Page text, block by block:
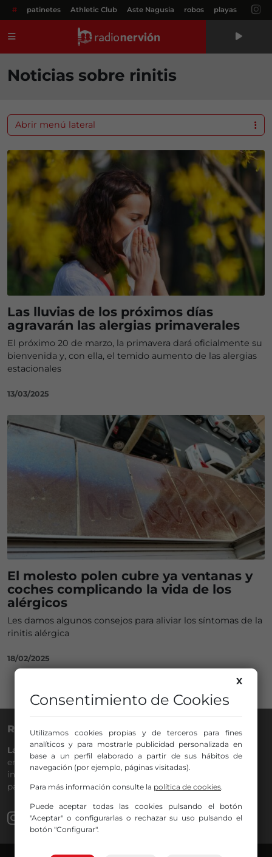
# patinetes Athletic Club Aste Nagusia robos playas
Noticias sobre rinitis
Las lluvias de los próximos días
agravarán las alergias primaverales
El próximo 20 de marzo, la primavera dará oficialmente su
bienvenida y, con ella, el temido aumento de las alergias
estacionales
13/03/2025
El molesto polen cubre ya ventanas y
coches complicando la vida de los
alérgicos
Les damos algunos consejos para aliviar los síntomas de la
rinitis alérgica
18/02/2025
Abrir menú lateral
RADIO NERVIÓN
La Gran Familia desde hace 40 añosen la88.0 de tu dial. La
emisora de Bilbao para todos los públicos, con Más Música,
información a menos cinco, deportes, tráfico y la
participación de los oyentes.
X
Consentimiento de Cookies
Utilizamos cookies propias y de terceros para fines
analíticos y para mostrarle publicidad personalizada en
base a un perfil elaborado a partir de sus hábitos de
navegación (por ejemplo, páginas visitadas).
Para más información consulte la política de cookies.
Puede aceptar todas las cookies pulsando el botón
"Aceptar" o configurarlas o rechazar su uso pulsando el
botón "Configurar".